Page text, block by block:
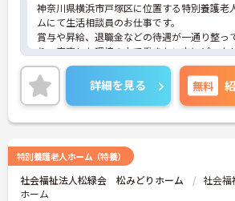
神奈川県横浜市戸塚区に位置する特別養護老
ムにて生活相談員のお仕事です。
賞与や昇給、退職金などの待遇が一通り整っ
り、安定した環境の中で働きたい方にピッタ
す。
ご興味ある方には、面接対策ポイントなど、さ
詳細をお話しいたしますのでお気軽にご相談
い。
詳細を見る 無料
特別養護老人ホーム（特養）
社会福祉法人松緑会 松みどりホーム
社会
ホーム